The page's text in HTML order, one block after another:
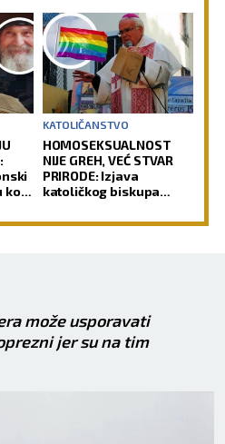
koju
KATOLIČANSTVO
HOMOSEKSUALNOST
NIJE GREH, VEĆ STVAR
PRIRODE: Izjava
katoličkog biskupa
može usporavati
jer su na tim